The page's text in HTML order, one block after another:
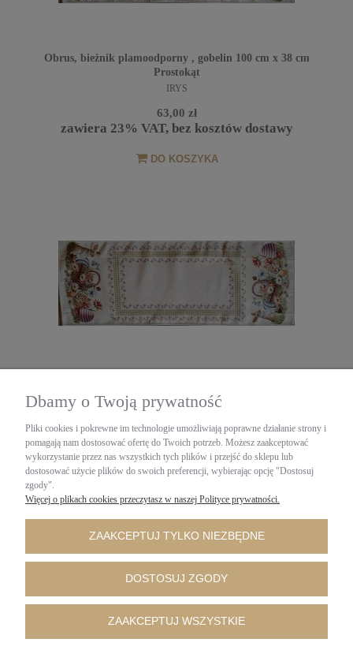
Obrus, bieżnik plamoodporny , gobelin 100 cm x 38 cm
Prostokąt
IRYS
63,00 zł
zawiera 23% VAT, bez kosztów dostawy
DO KOSZYKA
IRYS
73,00 zł
zawiera 23% VAT, bez kosztów dostawy
INFORMACJE
Dbamy o Twoją prywatność
Pliki cookies i pokrewne im technologie umożliwiają poprawne działanie strony i
pomagają nam dostosować ofertę do Twoich potrzeb. Możesz zaakceptować
wykorzystanie przez nas wszystkich tych plików i przejść do sklepu lub
dostosować użycie plików do swoich preferencji, wybierając opcję "Dostosuj
zgody".
Więcej o plikach cookies przeczytasz w naszej Polityce prywatności.
ZAAKCEPTUJ TYLKO NIEZBĘDNE
DOSTOSUJ ZGODY
ZAAKCEPTUJ WSZYSTKIE